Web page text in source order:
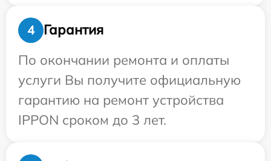
4
Гарантия
По окончании ремонта и оплаты
услуги Вы получите официальную
гарантию на ремонт устройства
IPPON сроком до 3 лет.